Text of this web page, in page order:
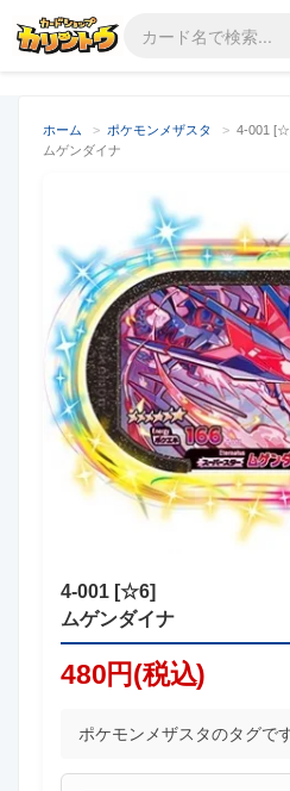
ホーム > ポケモンメザスタ > 4-001
ムゲンダイナ
4-001 [☆6]
ムゲンダイナ
480円(税込)
ポケモンメザスタのタグです